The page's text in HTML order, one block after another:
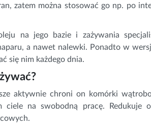
zatem można stosować go np. po
na jego bazie i zażywania
a nawet nalewki. Ponadto w
się nim każdego dnia.
aktywnie chroni on komórki
ciele na swobodną pracę. Redukuje